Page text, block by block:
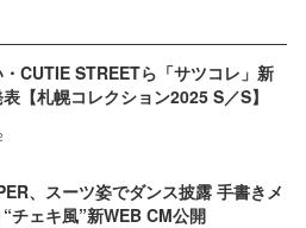
CUTIE STREETら「サツコレ」新
【札幌コレクション2025 S／S】
、スーツ姿でダンス披露 手書きメ
チェキ風”新WEB CM公開